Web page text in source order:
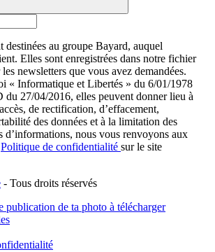
destinées au groupe Bayard, auquel
Elles sont enregistrées dans notre fichier
newsletters que vous avez demandées.
« Informatique et Libertés » du 6/01/1978
du 27/04/2016, elles peuvent donner lieu à
de rectification, d’effacement,
des données et à la limitation des
d’informations, nous vous renvoyons aux
Politique de confidentialité sur le site
- Tous droits réservés
publication de ta photo à télécharger